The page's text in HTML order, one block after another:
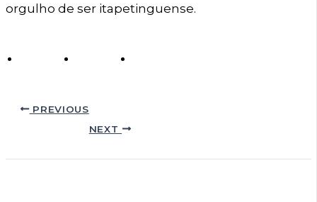
orgulho de ser itapetinguense.
PREVIOUS
NEXT